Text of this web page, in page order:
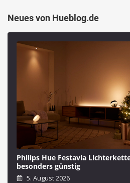
Neues von Hueblog.de
Philips Hue Festavia
besonders günstig
5. August 2026